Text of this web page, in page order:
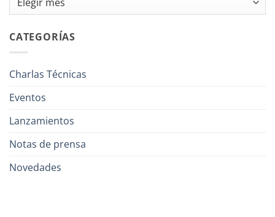
CATEGORÍAS
Charlas Técnicas
Eventos
Lanzamientos
Notas de prensa
Novedades